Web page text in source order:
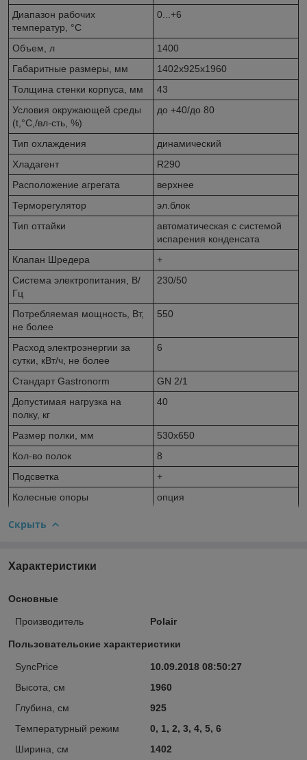
Диапазон рабочих
температур, °C
0...+6
Объем, л
1400
Габаритные размеры, мм
1402х925х1960
Толщина стенки корпуса, мм
43
Условия окружающей среды
(t,°C,/вл-сть, %)
до +40/до 80
Тип охлаждения
динамический
Хладагент
R290
Расположение агрегата
верхнее
Терморегулятор
эл.блок
Тип оттайки
автоматическая с системой
испарения конденсата
Клапан Шредера
+
Система электропитания, В/
Гц
230/50
Потребляемая мощность, Вт,
не более
550
Расход электроэнергии за
сутки, кВт/ч, не более
6
Стандарт Gastronorm
GN 2/1
Допустимая нагрузка на
полку, кг
40
Размер полки, мм
530x650
Кол-во полок
8
Подсветка
+
Колесные опоры
опция
Скрыть
Характеристики
Основные
Производитель Polair
Пользовательские характеристики
SyncPrice
10.09.2018 08:50:27
Высота, см
1960
Глубина, см
925
Температурный режим
0, 1, 2, 3, 4, 5, 6
Ширина, см
1402